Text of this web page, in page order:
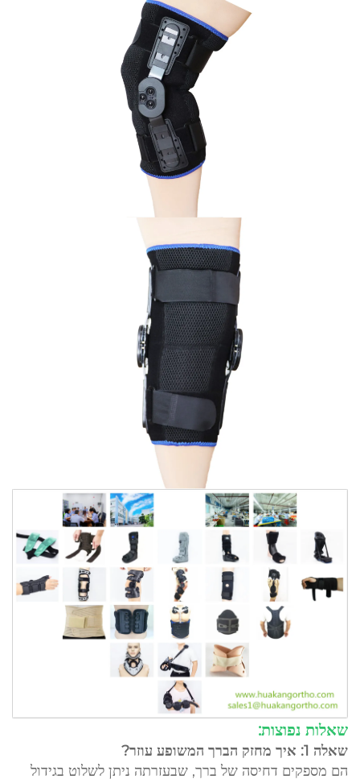
שאלות נפוצות:
שאלה 1: איך מחזק הברך המשופע עוזר?
הם מספקים דחיסה של ברך, שבעזרתה ניתן לשלוט בגידול